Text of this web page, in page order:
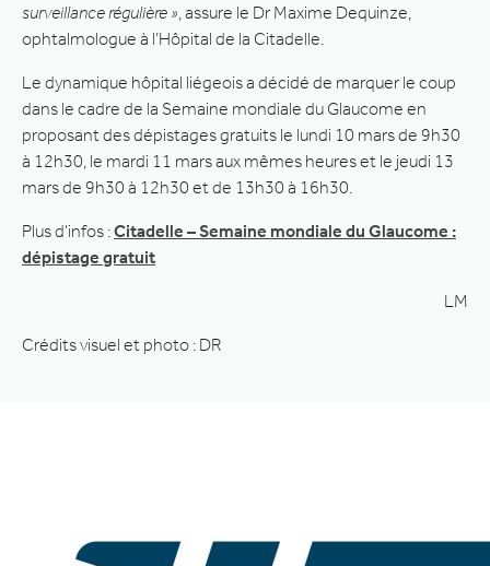
surveillance régulière » , assure le Dr Maxime Dequinze,
ophtalmologue à l’Hôpital de la Citadelle.
Le dynamique hôpital liégeois a décidé de marquer le coup
dans le cadre de la Semaine mondiale du Glaucome en
proposant des dépistages gratuits le lundi 10 mars de 9h30
à 12h30, le mardi 11 mars aux mêmes heures et le jeudi 13
mars de 9h30 à 12h30 et de 13h30 à 16h30.
Plus d’infos :Citadelle – Semaine mondiale du Glaucome :
dépistage gratuit
LM
Crédits visuel et photo : DR